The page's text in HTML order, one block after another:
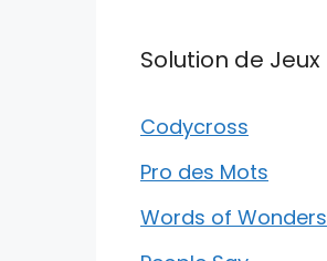
Solution de Jeux
Codycross
Pro des Mots
Words of Wonders